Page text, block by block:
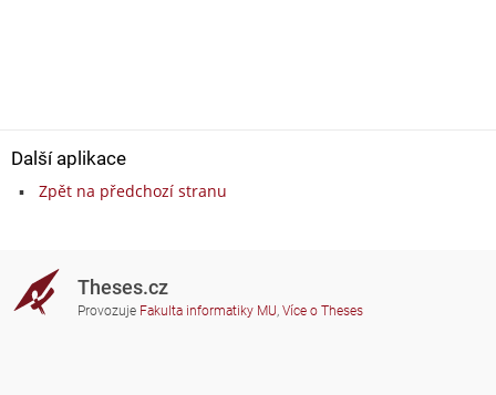
Další aplikace
Zpět na předchozí stranu
Theses.cz
Provozuje Fakulta informatiky MU, Více o Theses